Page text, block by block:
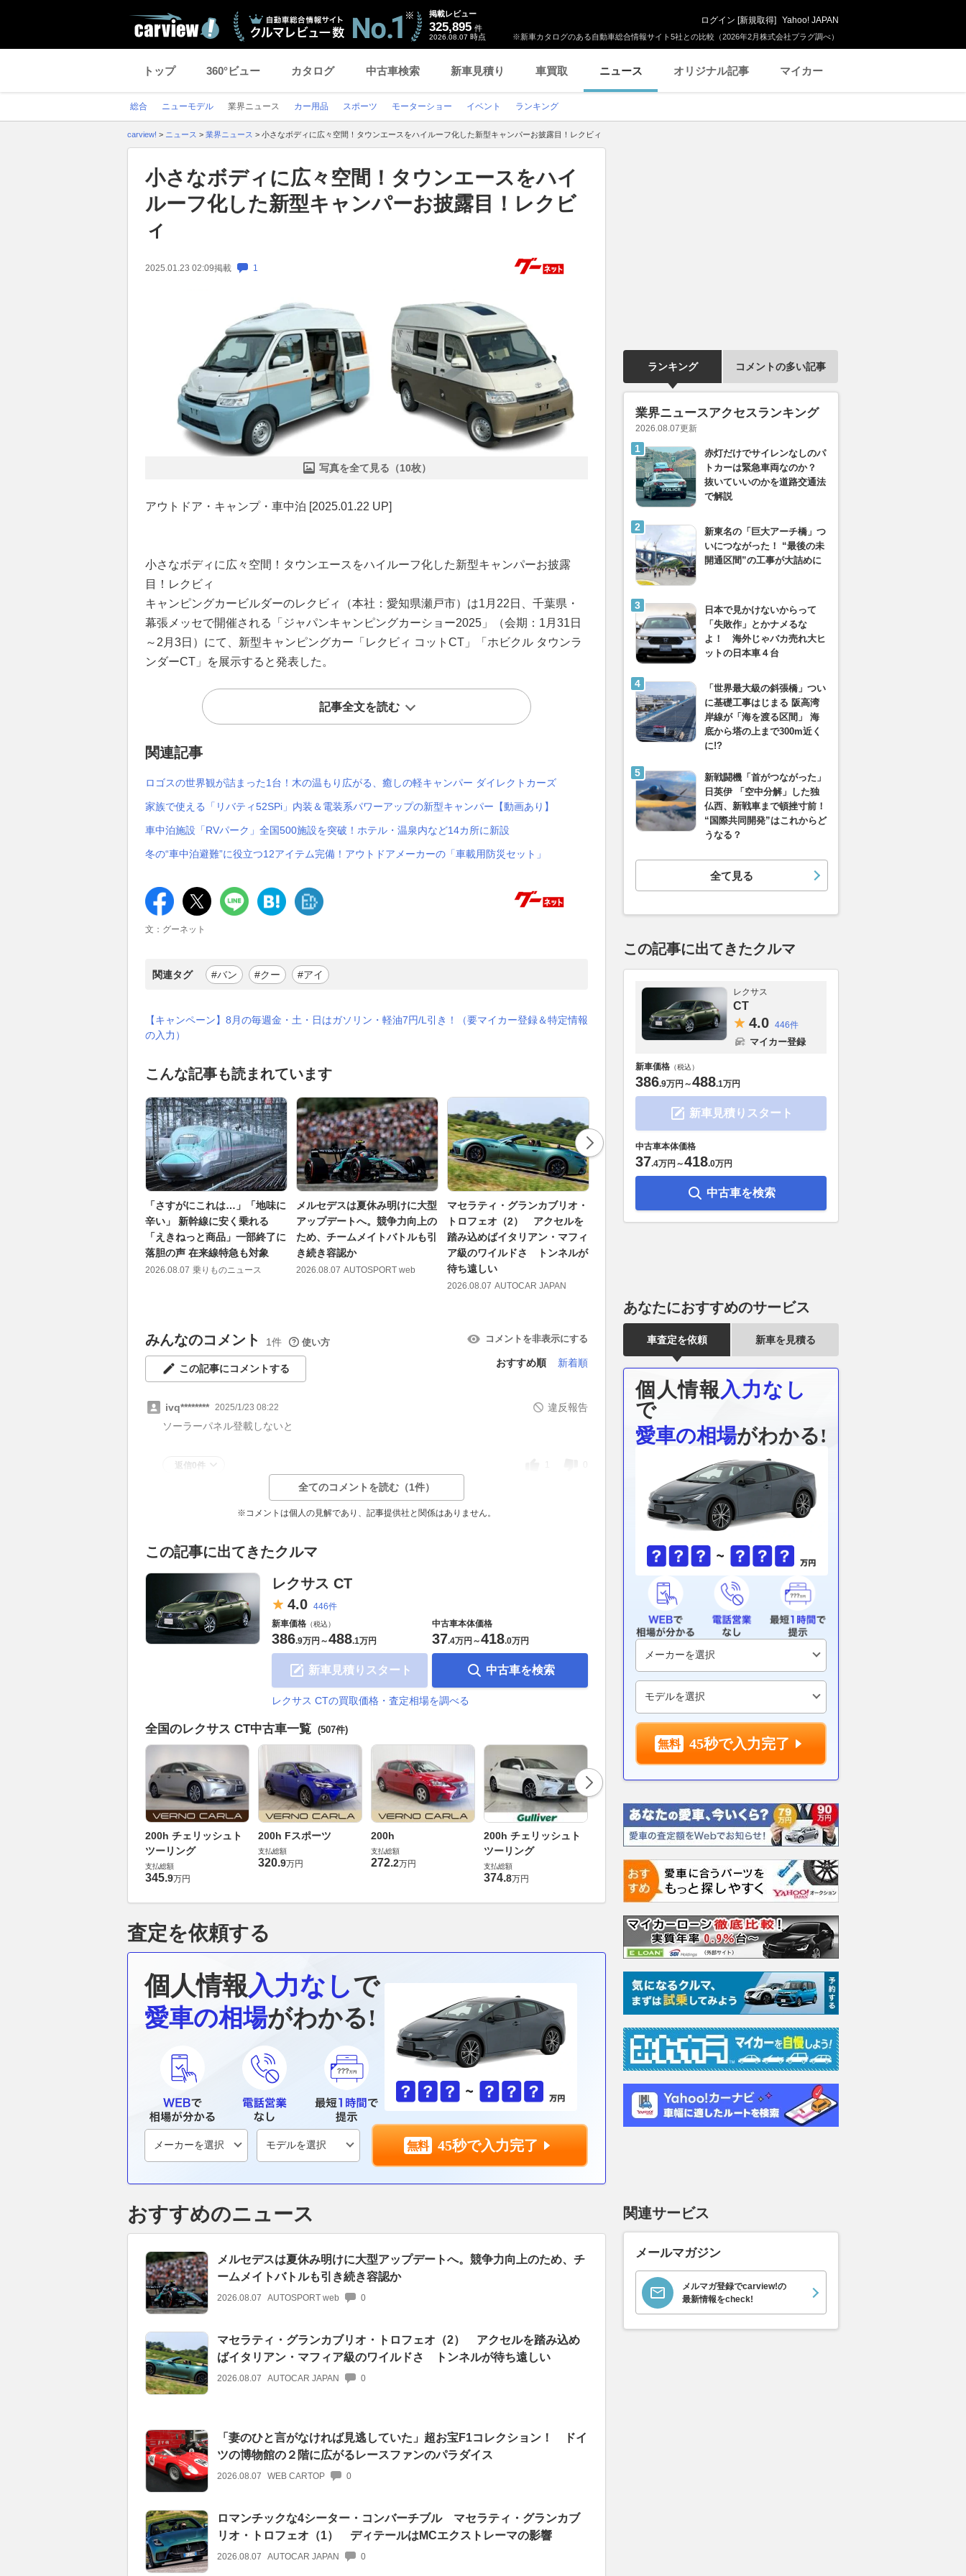
※新車カタログのある自動車総合情報サイト5社との比較（2026年2月株式会社プラグ調べ）
掲載レビュー
325,895 件
2026.08.07 時点
ログイン [新規取得] Yahoo! JAPAN
トップ 360°ビュー カタログ 中古車検索 新車見積り 車買取 ニュース オリジナル記事 マイカー
総合 ニューモデル 業界ニュース カー用品 スポーツ モーターショー イベント ランキング
carview! > ニュース > 業界ニュース > 小さなボディに広々空間！タウンエースをハイルーフ化した新型キャンパーお披露目！レクビィ
小さなボディに広々空間！タウンエースをハイ
ルーフ化した新型キャンパーお披露目！レクビ
ィ
2025.01.23 02:09掲載 1
写真を全て見る（10枚）
アウトドア・キャンプ・車中泊 [2025.01.22 UP]
小さなボディに広々空間！タウンエースをハイルーフ化した新型キャンパーお披露
目！レクビィ
キャンピングカービルダーのレクビィ（本社：愛知県瀬戸市）は1月22日、千葉県・
幕張メッセで開催される「ジャパンキャンピングカーショー2025」（会期：1月31日
～2月3日）にて、新型キャンピングカー「レクビィ コットCT」「ホビクル タウンラ
ンダーCT」を展示すると発表した。
記事全文を読む
関連記事
ロゴスの世界観が詰まった1台！木の温もり広がる、癒しの軽キャンパー ダイレクトカーズ
家族で使える「リバティ52SPi」内装＆電装系パワーアップの新型キャンパー【動画あり】
車中泊施設「RVパーク」全国500施設を突破！ホテル・温泉内など14カ所に新設
冬の“車中泊避難”に役立つ12アイテム完備！アウトドアメーカーの「車載用防災セット」
文：グーネット
関連タグ #バン #クー #アイ
【キャンペーン】8月の毎週金・土・日はガソリン・軽油7円/L引き！（要マイカー登録＆特定情報
の入力）
こんな記事も読まれています
「さすがにこれは…」「地味に
辛い」 新幹線に安く乗れる
「えきねっと商品」一部終了に
落胆の声 在来線特急も対象
2026.08.07 乗りものニュース
メルセデスは夏休み明けに大型
アップデートへ。競争力向上の
ため、チームメイトバトルも引
き続き容認か
2026.08.07 AUTOSPORT web
マセラティ・グランカブリオ・
トロフェオ（2） アクセルを
踏み込めばイタリアン・マフィ
ア級のワイルドさ トンネルが
待ち遠しい
2026.08.07 AUTOCAR JAPAN
ていた」超お宝F1コレクショ
ンバーチブル マセラティ・グ
みんなのコメント 1件 使い方 コメントを非表示にする
この記事にコメントする
おすすめ順 新着順
ivq******** 2025/1/23 08:22
違反報告
ソーラーパネル登載しないと
返信0件 1
全てのコメントを読む（1件）
※コメントは個人の見解であり、記事提供社と関係はありません。
この記事に出てきたクルマ
レクサス CT
4.0 446件
新車価格 （税込）
386.9万円 ～488.1万円
新車見積りスタート
中古車本体価格
37.4万円 ～418.0万円
中古車を検索
レクサス CTの買取価格・査定相場を調べる
全国のレクサス CT中古車一覧 (507件)
200h チェリッシュト
ツーリング
支払総額
345.9万円
200h Fスポーツ
支払総額
320.9万円
200h
支払総額
272.2万円
200h チェリッシュト
ツーリング
支払総額
374.8万円
200h チェリッシュト
ツーリング
支払総額
8 万円
200h バージョンC
支払総額
367.3万円
200h バージョンC
支払総額
356
査定を依頼する
個人情報入力なしで
愛車の相場がわかる!
45秒で入力完了
おすすめのニュース
メルセデスは夏休み明けに大型アップデートへ。競争力向上のため、チ
ームメイトバトルも引き続き容認か
2026.08.07 AUTOSPORT web 0
マセラティ・グランカブリオ・トロフェオ（2） アクセルを踏み込め
ばイタリアン・マフィア級のワイルドさ トンネルが待ち遠しい
2026.08.07 AUTOCAR JAPAN 0
「妻のひと言がなければ見逃していた」超お宝F1コレクション！ ドイ
ツの博物館の２階に広がるレースファンのパラダイス
2026.08.07 WEB CARTOP 0
ロマンチックな4シーター・コンバーチブル マセラティ・グランカブ
リオ・トロフェオ（1） ディテールはMCエクストレーマの影響
2026.08.07 AUTOCAR JAPAN 0
ランキング コメントの多い記事
業界ニュースアクセスランキング
2026.08.07更新
赤灯だけでサイレンなしのパ
トカーは緊急車両なのか？
抜いていいのかを道路交通法
で解説
新東名の「巨大アーチ橋」つ
いにつながった！ “最後の未
開通区間”の工事が大詰めに
日本で見かけないからって
「失敗作」とかナメるな
よ！ 海外じゃバカ売れ大ヒ
ットの日本車４台
「世界最大級の斜張橋」つい
に基礎工事はじまる 阪高湾
岸線が「海を渡る区間」 海
底から塔の上まで300m近く
に!?
新戦闘機「首がつながった」
日英伊 「空中分解」した独
仏西、新戦車まで頓挫寸前！
“国際共同開発”はこれからど
うなる？
全て見る
この記事に出てきたクルマ
レクサス
CT
4.0 446件
マイカー登録
新車価格 （税込）
386.9万円 ～488.1万円
新車見積りスタート
中古車本体価格
37.4万円 ～418.0万円
中古車を検索
あなたにおすすめのサービス
車査定を依頼 新車を見積る
個人情報 入力なし
で
愛車の相場がわかる!
45秒で入力完了
関連サービス
メールマガジン
メルマガ登録でcarview!の
最新情報をcheck!